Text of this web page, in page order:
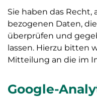
Sie haben das Recht,
bezogenen Daten,
überprüfen und
lassen. Hierzu bitten
Mitteilung an die im
Google-